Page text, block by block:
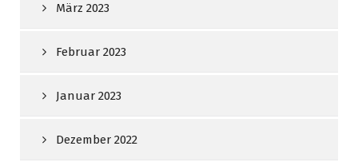
März 2023
Februar 2023
Januar 2023
Dezember 2022